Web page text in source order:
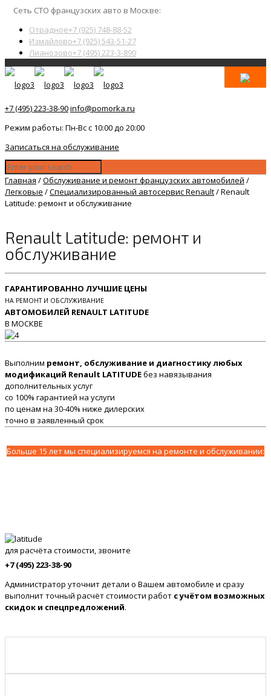
Сеть СТО французских авто в Москве:
Отрадное+7 (925) 748-88-52
Измайлово+7 (925) 543-51-27
Лианозово+7 (495) 223-3-890
+7 (495) 223-38-90info@pomorka.ru
Режим работы: Пн-Вс с 10:00 до 20:00
Записаться на обслуживание
Главная /Обслуживание и ремонт французских автомобилей /
Легковые /Специализированный автосервис Renault/Renault
Latitude: ремонт и обслуживание
Renault Latitude: ремонт и
обслуживание
ГАРАНТИРОВАННО ЛУЧШИЕ ЦЕНЫ
НА РЕМОНТ И ОБСЛУЖИВАНИЕ
АВТОМОБИЛЕЙ RENAULT LATITUDE
В МОСКВЕ
Выполним ремонт, обслуживание и диагностику любых
модификаций Renault LATITUDEбез навязывания
дополнительных услуг
со 100% гарантией на услуги
по ценам на 30-40% ниже дилерских
точно в заявленный срок
Больше 15 лет мы специализируемся на ремонте и обслуживании:
для расчёта стоимости, звоните
+7 (495) 223-38-90
Администратор уточнит детали о Вашем автомобиле и сразу
выполнит точный расчёт стоимости работ с учётом возможных
скидок и спецпредложений.